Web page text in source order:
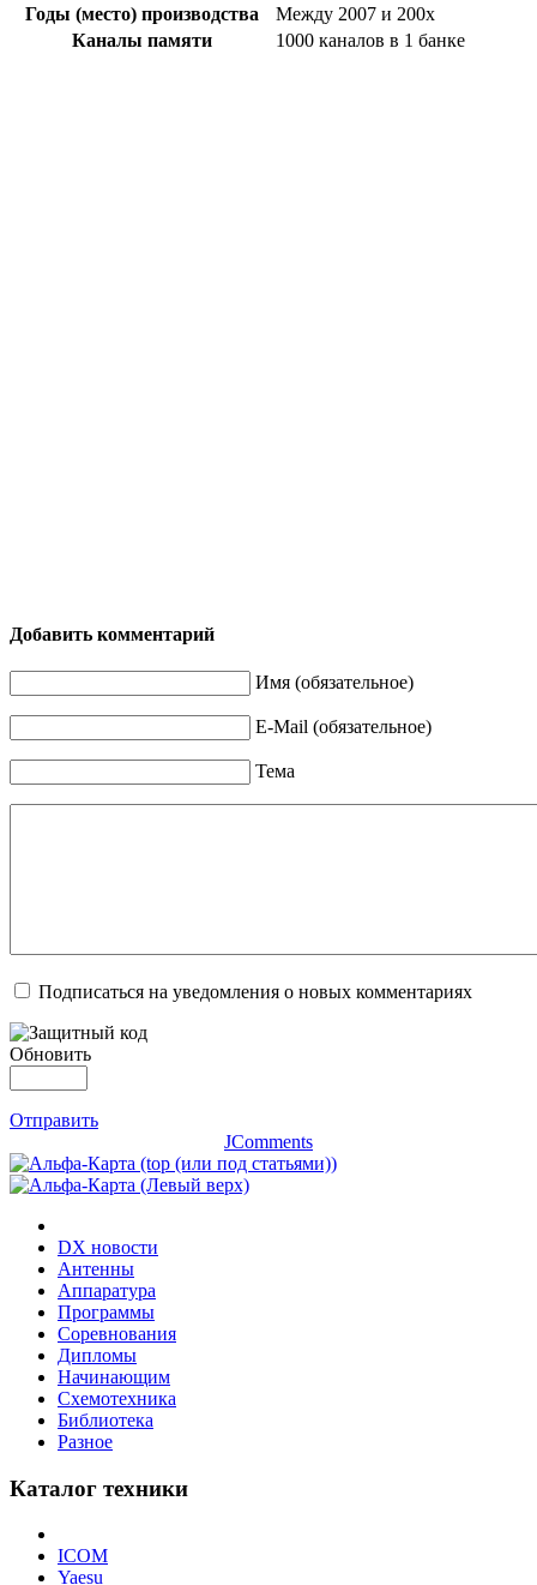
Годы (место) производства
Между 2007 и 200x
Каналы памяти
1000 каналов в 1 банке
Добавить комментарий
Имя (обязательное)
E-Mail (обязательное)
Тема
Подписаться на уведомления о новых комментариях
Обновить
Отправить
JComments
DX новости
Антенны
Аппаратура
Программы
Соревнования
Дипломы
Начинающим
Схемотехника
Библиотека
Разное
Каталог техники
ICOM
Yaesu